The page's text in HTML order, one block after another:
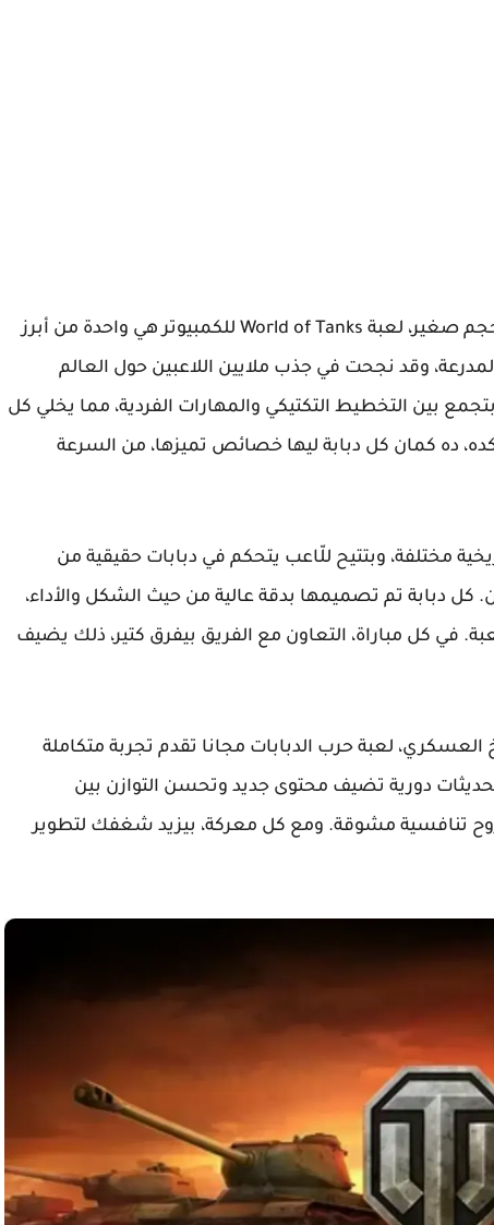
للكمبيوتر بحجم صغير، لعبة World of Tanks للكمبيوتر هي واحدة من أبرز
وقد نجحت في جذب ملايين اللاعبين حول العالم
بين التخطيط التكتيكي والمهارات الفردية، مما يخلي كل
ده كمان كل دبابة ليها خصائص تميزها، من السرعة
مختلفة، وبتتيح للّاعب يتحكم في دبابات حقيقية من
كل دبابة تم تصميمها بدقة عالية من حيث الشكل والأداء،
في كل مباراة، التعاون مع الفريق بيفرق كتير، ذلك يضيف
لعبة حرب الدبابات مجانا تقدم تجربة متكاملة
دورية تضيف محتوى جديد وتحسن التوازن بين
تنافسية مشوقة. ومع كل معركة، بيزيد شغفك لتطوير